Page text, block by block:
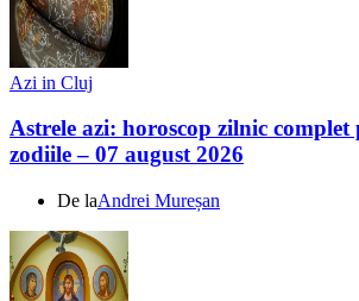
Azi in Cluj
Astrele azi: horoscop zilnic complet
zodiile – 07 august 2026
De laAndrei Mureșan